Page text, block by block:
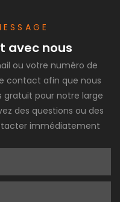
avec nous
ou votre numéro de
contact afin que nous
gratuit pour notre large
des questions ou des
immédiatement